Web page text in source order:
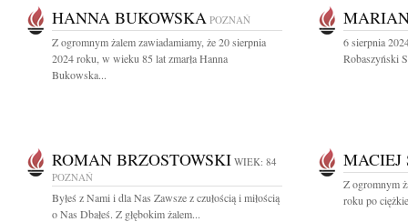
HANNA BUKOWSKA POZNAŃ
Z ogromnym żalem zawiadamiamy, że 20 sierpnia
2024 roku, w wieku 85 lat zmarła Hanna
Bukowska...
6 sierpnia
Robaszyński
ROMAN BRZOSTOWSKI WIEK: 84
POZNAŃ
Byłeś z Nami i dla Nas Zawsze z czułością i miłością
o Nas Dbałeś. Z głębokim żalem...
MACIEJ
Z ogromnym
roku po